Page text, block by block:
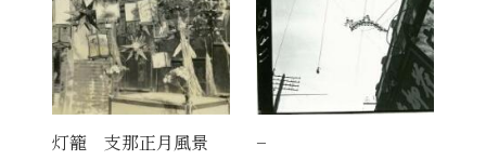
灯籠 支那正月風景 −